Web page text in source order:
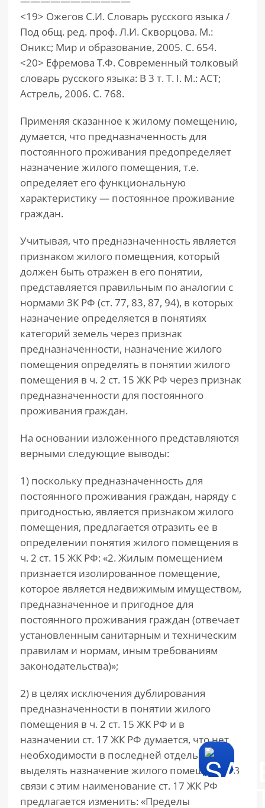
<19> Ожегов С.И. Словарь русского языка /
Под общ. ред. проф. Л.И. Скворцова. М.:
Оникс; Мир и образование, 2005. С. 654.
<20> Ефремова Т.Ф. Современный толковый
словарь русского языка: В 3 т. Т. I. М.: АСТ;
Астрель, 2006. С. 768.
Применяя сказанное к жилому помещению,
думается, что предназначенность для
постоянного проживания предопределяет
назначение жилого помещения, т.е.
определяет его функциональную
характеристику — постоянное проживание
граждан.
Учитывая, что предназначенность является
признаком жилого помещения, который
должен быть отражен в его понятии,
представляется правильным по аналогии с
нормами ЗК РФ (ст. 77, 83, 87, 94), в которых
назначение определяется в понятиях
категорий земель через признак
предназначенности, назначение жилого
помещения определять в понятии жилого
помещения в ч. 2 ст. 15 ЖК РФ через признак
предназначенности для постоянного
проживания граждан.
На основании изложенного представляются
верными следующие выводы:
1) поскольку предназначенность для
постоянного проживания граждан, наряду с
пригодностью, является признаком жилого
помещения, предлагается отразить ее в
определении понятия жилого помещения в
ч. 2 ст. 15 ЖК РФ: «2. Жилым помещением
признается изолированное помещение,
которое является недвижимым имуществом,
предназначенное и пригодное для
постоянного проживания граждан (отвечает
установленным санитарным и техническим
правилам и нормам, иным требованиям
законодательства)»;
2) в целях исключения дублирования
предназначенности в понятии жилого
помещения в ч. 2 ст. 15 ЖК РФ и в
назначении ст. 17 ЖК РФ думается, что нет
необходимости в последней отдельно
выделять назначение жилого помещения. В
связи с этим наименование ст. 17 ЖК РФ
предлагается изменить: «Пределы